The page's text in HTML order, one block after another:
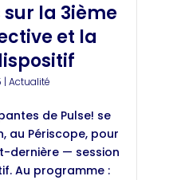
sur la 3ième
et la
|Actualité
de Pulse! se
au Périscope, pour
dernière — session
Au programme :